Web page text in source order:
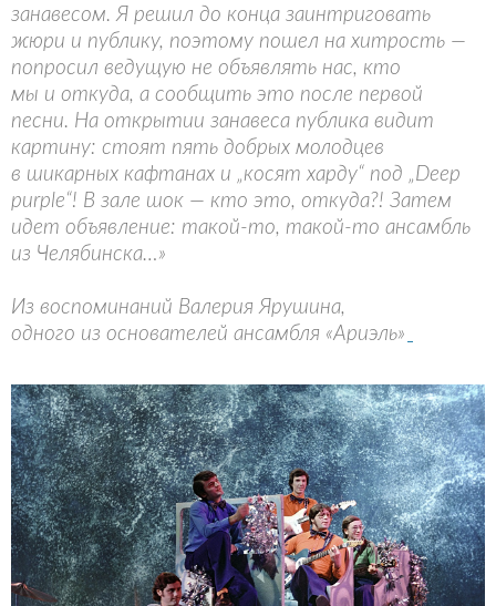
занавесом. Я решил до конца заинтриговать
жюри и публику, поэтому пошел на хитрость —
попросил ведущую не объявлять нас, кто
мы и откуда, а сообщить это после первой
песни. На открытии занавеса публика видит
картину: стоят пять добрых молодцев
в шикарных кафтанах и „косят харду“ под „Deep
purple“! В зале шок — кто это, откуда?! Затем
идет объявление: такой-то, такой-то ансамбль
из Челябинска…»
Из воспоминаний Валерия Ярушина,
одного из основателей ансамбля «Ариэль»